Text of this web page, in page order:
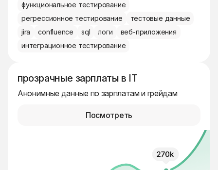
функциональное тестирование
регрессионное тестирование
тестовые данные
jira
confluence sql логи
веб-приложения
интеграционное тестирование
прозрачные зарплаты в IT
Анонимные данные по зарплатам и грейдам
Посмотреть